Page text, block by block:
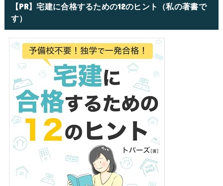
【PR】宅建に合格するための12のヒント（私の著書で
す）